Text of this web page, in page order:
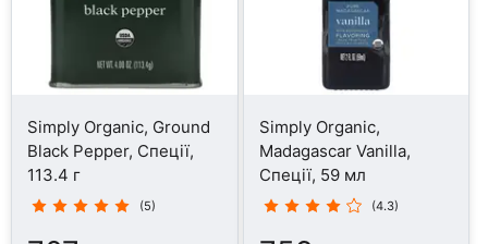
Simply Organic, Ground
Black Pepper, Спеції,
113.4 г
(5)
Simply Organic,
Madagascar Vanilla,
Спеції, 59 мл
(4.3)